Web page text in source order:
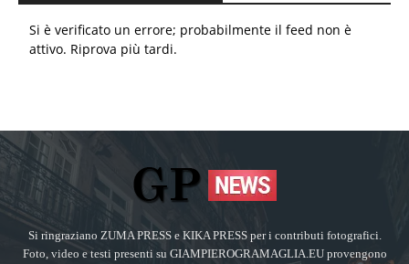
Si è verificato un errore; probabilmente il feed non è
attivo. Riprova più tardi.
Si ringraziano ZUMA PRESS e KIKA PRESS per i contributi fotografici.
Foto, video e testi presenti su GIAMPIEROGRAMAGLIA.EU provengono